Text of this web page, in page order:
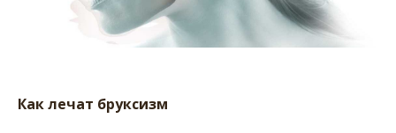
Как лечат бруксизм